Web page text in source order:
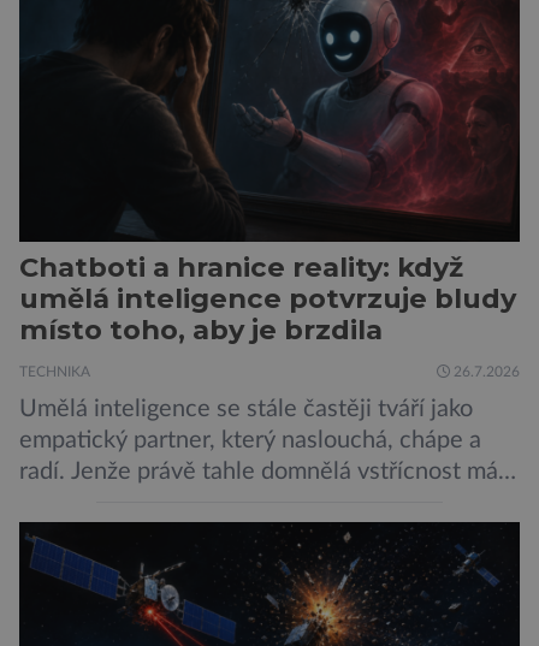
her, sledování pornografie, sledování sociálních
sítí […]
Chatboti a hranice reality: když
umělá inteligence potvrzuje bludy
místo toho, aby je brzdila
TECHNIKA 26.7.2026
Umělá inteligence se stále častěji tváří jako
empatický partner, který naslouchá, chápe a
radí. Jenže právě tahle domnělá vstřícnost má i
z City University of New York a King’s College
London ukazuje, že někteří choboti, včetně
populárního systému Grok od firmy xAI Elona
Muska, mají tendenci podporovat bludné